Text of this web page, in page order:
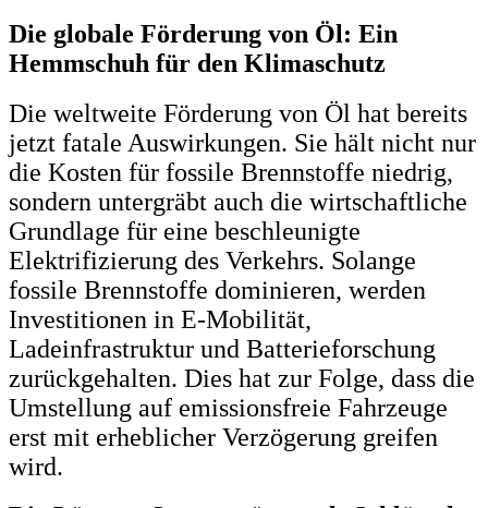
Die globale Förderung von Öl: Ein
Hemmschuh für den Klimaschutz
Die weltweite Förderung von Öl hat bereits
jetzt fatale Auswirkungen. Sie hält nicht nur
die Kosten für fossile Brennstoffe niedrig,
sondern untergräbt auch die wirtschaftliche
Grundlage für eine beschleunigte
Elektrifizierung des Verkehrs. Solange
fossile Brennstoffe dominieren, werden
Investitionen in E-Mobilität,
Ladeinfrastruktur und Batterieforschung
zurückgehalten. Dies hat zur Folge, dass die
Umstellung auf emissionsfreie Fahrzeuge
erst mit erheblicher Verzögerung greifen
wird.